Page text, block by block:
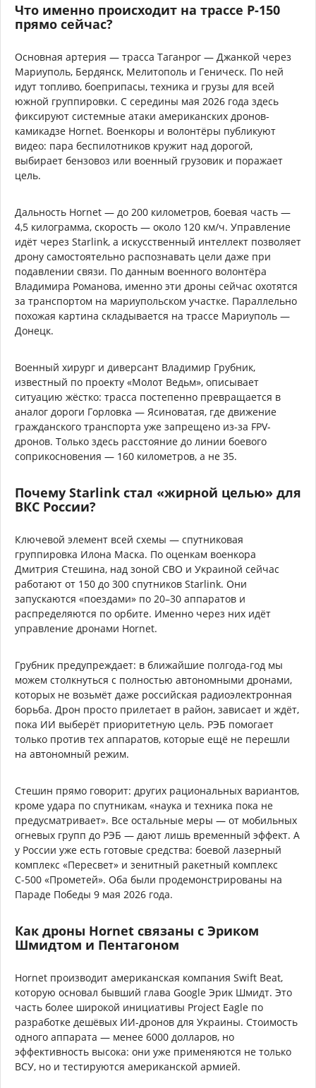
Что именно происходит на трассе Р-150
прямо сейчас?
Основная артерия — трасса Таганрог — Джанкой через
Мариуполь, Бердянск, Мелитополь и Геническ. По ней
идут топливо, боеприпасы, техника и грузы для всей
южной группировки. С середины мая 2026 года здесь
фиксируют системные атаки американских дронов-
камикадзе Hornet. Военкоры и волонтёры публикуют
видео: пара беспилотников кружит над дорогой,
выбирает бензовоз или военный грузовик и поражает
цель.
Дальность Hornet — до 200 километров, боевая часть —
4,5 килограмма, скорость — около 120 км/ч. Управление
идёт через Starlink, а искусственный интеллект позволяет
дрону самостоятельно распознавать цели даже при
подавлении связи. По данным военного волонтёра
Владимира Романова, именно эти дроны сейчас охотятся
за транспортом на мариупольском участке. Параллельно
похожая картина складывается на трассе Мариуполь —
Донецк.
Военный хирург и диверсант Владимир Грубник,
известный по проекту «Молот Ведьм», описывает
ситуацию жёстко: трасса постепенно превращается в
аналог дороги Горловка — Ясиноватая, где движение
гражданского транспорта уже запрещено из-за FPV-
дронов. Только здесь расстояние до линии боевого
соприкосновения — 160 километров, а не 35.
Почему Starlink стал «жирной целью» для
ВКС России?
Ключевой элемент всей схемы — спутниковая
группировка Илона Маска. По оценкам военкора
Дмитрия Стешина, над зоной СВО и Украиной сейчас
работают от 150 до 300 спутников Starlink. Они
запускаются «поездами» по 20–30 аппаратов и
распределяются по орбите. Именно через них идёт
управление дронами Hornet.
Грубник предупреждает: в ближайшие полгода-год мы
можем столкнуться с полностью автономными дронами,
которых не возьмёт даже российская радиоэлектронная
борьба. Дрон просто прилетает в район, зависает и ждёт,
пока ИИ выберёт приоритетную цель. РЭБ помогает
только против тех аппаратов, которые ещё не перешли
на автономный режим.
Стешин прямо говорит: других рациональных вариантов,
кроме удара по спутникам, «наука и техника пока не
предусматривает». Все остальные меры — от мобильных
огневых групп до РЭБ — дают лишь временный эффект. А
у России уже есть готовые средства: боевой лазерный
комплекс «Пересвет» и зенитный ракетный комплекс
С-500 «Прометей». Оба были продемонстрированы на
Параде Победы 9 мая 2026 года.
Как дроны Hornet связаны с Эриком
Шмидтом и Пентагоном
Hornet производит американская компания Swift Beat,
которую основал бывший глава Google Эрик Шмидт. Это
часть более широкой инициативы Project Eagle по
разработке дешёвых ИИ-дронов для Украины. Стоимость
одного аппарата — менее 6000 долларов, но
эффективность высока: они уже применяются не только
ВСУ, но и тестируются американской армией.